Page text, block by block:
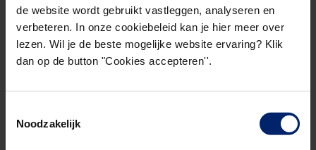
de website wordt gebruikt vastleggen, analyseren en
verbeteren. In onze cookiebeleid kan je hier meer over
lezen. Wil je de beste mogelijke website ervaring? Klik
dan op de button "Cookies accepteren''.
Noodzakelijk